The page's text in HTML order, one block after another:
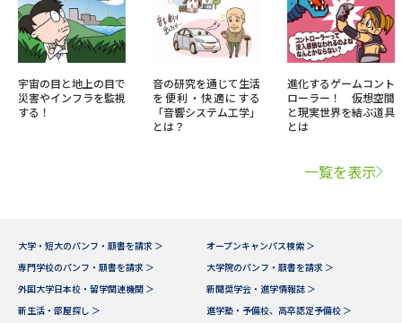
宇宙の目と地上の目で
災害やインフラを監視
する！
音の研究を通じて生活
を便利・快適にする
「音響システム工学」
とは？
進化するゲームコント
ローラー！ 仮想空間
と現実世界を結ぶ道具
とは
一覧を表示
大学・短大のパンフ・願書を請求 ＞
オープンキャンパス検索 ＞
専門学校のパンフ・願書を請求 ＞
大学院のパンフ・願書を請求 ＞
外国大学日本校・留学関連機関 ＞
新聞奨学会・進学情報誌 ＞
新生活・部屋探し ＞
進学塾・予備校、高卒認定予備校 ＞